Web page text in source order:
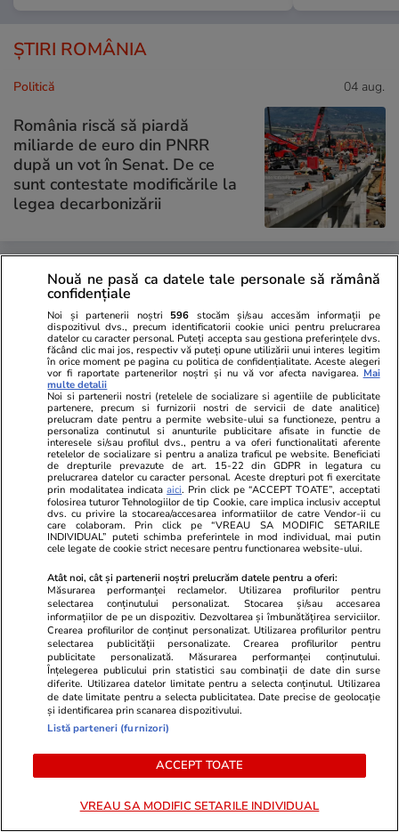
ȘTIRI ROMÂNIA
Politică 04 aug.
România riscă să piardă
miliarde de euro din PNRR
după un vot în Senat. De ce
sunt contestate modificările la
legea decarbonizării
Știri România 03 aug.
Cinci hotărâri de Guvern atacate
de PSD au fost suspendate de
Curtea de Apel București.
Executivul acuză blocarea unor
măsuri importante
PARTENERI
Adevarul.ro
Maia Sandu, după vizita unei
„Este rușinos că oameni cu funcții
înalte nu se documentează”
Fanatik.ro
care l-a
fața
Nouă ne pasă ca datele tale personale să rămână
confidențiale
Noi și partenerii noștri 596 stocăm și/sau accesăm informații pe
dispozitivul dvs., precum identificatorii cookie unici pentru prelucrarea
datelor cu caracter personal. Puteți accepta sau gestiona preferințele dvs.
făcând clic mai jos, respectiv vă puteți opune utilizării unui interes legitim
în orice moment pe pagina cu politica de confidențialitate. Aceste alegeri
vor fi raportate partenerilor noștri și nu vă vor afecta navigarea. Mai
multe detalii
Noi si partenerii nostri (retelele de socializare si agentiile de publicitate
partenere, precum si furnizorii nostri de servicii de date analitice)
prelucram date pentru a permite website-ului sa functioneze, pentru a
personaliza continutul si anunturile publicitare afisate in functie de
interesele si/sau profilul dvs., pentru a va oferi functionalitati aferente
retelelor de socializare si pentru a analiza traficul pe website. Beneficiati
de drepturile prevazute de art. 15-22 din GDPR in legatura cu
prelucrarea datelor cu caracter personal. Aceste drepturi pot fi exercitate
prin modalitatea indicataaici. Prin click pe “ACCEPT TOATE”, acceptati
folosirea tuturor Tehnologiilor de tip Cookie, care implica inclusiv acceptul
dvs. cu privire la stocarea/accesarea informatiilor de catre Vendor-ii cu
care colaboram. Prin click pe “VREAU SA MODIFIC SETARILE
INDIVIDUAL” puteti schimba preferintele in mod individual, mai putin
cele legate de cookie strict necesare pentru functionarea website-ului.
Atât noi, cât și partenerii noștri prelucrăm datele pentru a oferi:
Măsurarea performanței reclamelor. Utilizarea profilurilor pentru
selectarea conținutului personalizat. Stocarea și/sau accesarea
informațiilor de pe un dispozitiv. Dezvoltarea și îmbunătățirea serviciilor.
Crearea profilurilor de conținut personalizat. Utilizarea profilurilor pentru
selectarea publicității personalizate. Crearea profilurilor pentru
publicitate personalizată. Măsurarea performanței conținutului.
Înțelegerea publicului prin statistici sau combinații de date din surse
diferite. Utilizarea datelor limitate pentru a selecta conținutul. Utilizarea
de date limitate pentru a selecta publicitatea. Date precise de geolocație
și identificarea prin scanarea dispozitivului.
Listă parteneri (furnizori)
ACCEPT TOATE
VREAU SA MODIFIC SETARILE INDIVIDUAL